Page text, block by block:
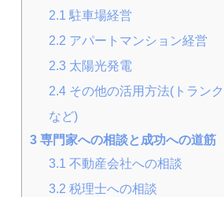
2.1 駐車場経営
2.2 アパートマンション経営
2.3 太陽光発電
2.4その他の活用方法(トラン
など)
3専門家への相談と成功への道筋
3.1 不動産会社への相談
3.2 税理士への相談